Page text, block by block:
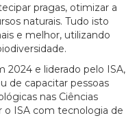
pragas, otimizar a
naturais. Tudo isto
e melhor, utilizando
2024 e liderado pelo ISA,
de capacitar pessoas
nas Ciências
o ISA com tecnologia de